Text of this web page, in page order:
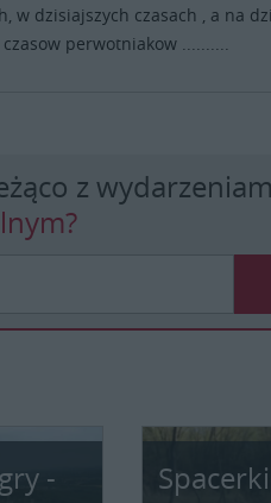
w dzisiajszych czasach , a na
perwotniakow ..........
z
-